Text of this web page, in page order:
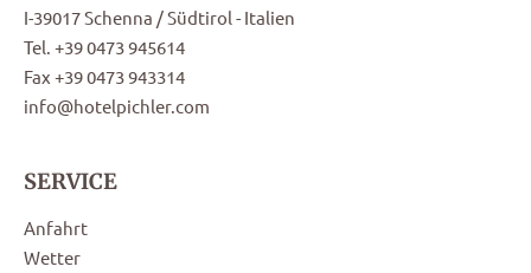
I-39017 Schenna / Südtirol - Italien
Tel. +39 0473 945614
Fax +39 0473 943314
info@hotelpichler.com
SERVICE
Anfahrt
Wetter